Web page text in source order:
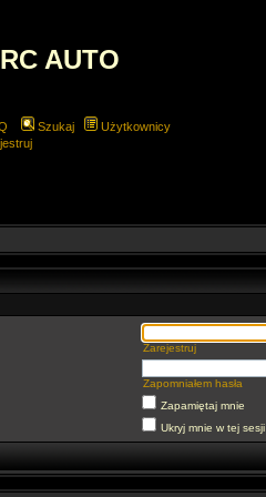
AUTO
Szukaj
Użytkownicy
Zarejestruj
Zapomniałem hasła
Zapamiętaj mnie
Ukryj mnie w tej sesji